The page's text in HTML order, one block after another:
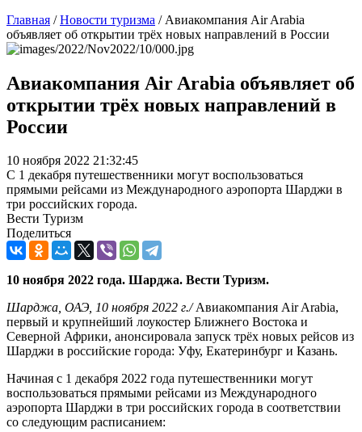
Главная /Новости туризма / Авиакомпания Air Arabia
объявляет об открытии трёх новых направлений в России
Авиакомпания Air Arabia объявляет об
открытии трёх новых направлений в
России
10 ноября 2022 21:32:45
С 1 декабря путешественники могут воспользоваться
прямыми рейсами из Международного аэропорта Шарджи в
три российских города.
Вести Туризм
Поделиться
10 ноября 2022 года. Шарджа. Вести Туризм.
Шарджа, ОАЭ, 10 ноября 2022 г./Авиакомпания Air Arabia,
первый и крупнейший лоукостер Ближнего Востока и
Северной Африки, анонсировала запуск трёх новых рейсов из
Шарджи в российские города: Уфу, Екатеринбург и Казань.
Начиная с 1 декабря 2022 года путешественники могут
воспользоваться прямыми рейсами из Международного
аэропорта Шарджи в три российских города в соответствии
со следующим расписанием: